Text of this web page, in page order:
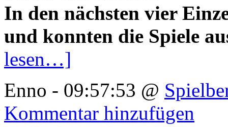
In den nächsten vier
und konnten die Spiele
lesen…]
Enno - 09:57:53 @
Kommentar hinzufügen